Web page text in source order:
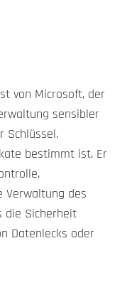
von Microsoft, der
sensibler
Schlüssel,
bestimmt ist. Er
Verwaltung des
die Sicherheit
Datenlecks oder